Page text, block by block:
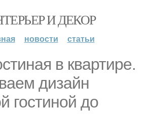
И ДЕКОР
новости статьи
в квартире.
дизайн
гостиной до